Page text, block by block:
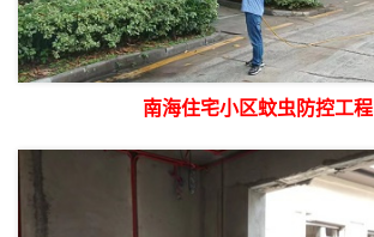
南海住宅小区蚊虫防控工程